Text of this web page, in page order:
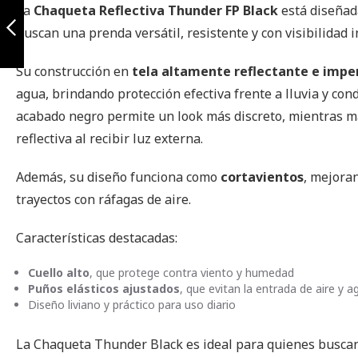
Reflectiva
Thunder Light
Grey
La Chaqueta Reflectiva Thunder FP Blackestá
buscan una prenda versátil, resistente y con visibilidad
Su construcción en tela altamente reflectante e
agua, brindando protección efectiva frente a lluvia y
acabado negro permite un look más discreto, mientras
reflectiva al recibir luz externa.
Además, su diseño funciona como cortavientos,
trayectos con ráfagas de aire.
Características destacadas:
Cuello alto, que protege contra viento y humedad
Puños elásticos ajustados, que evitan la entrada de aire y
Diseño liviano y práctico para uso diario
La Chaqueta Thunder Black es ideal para quienes